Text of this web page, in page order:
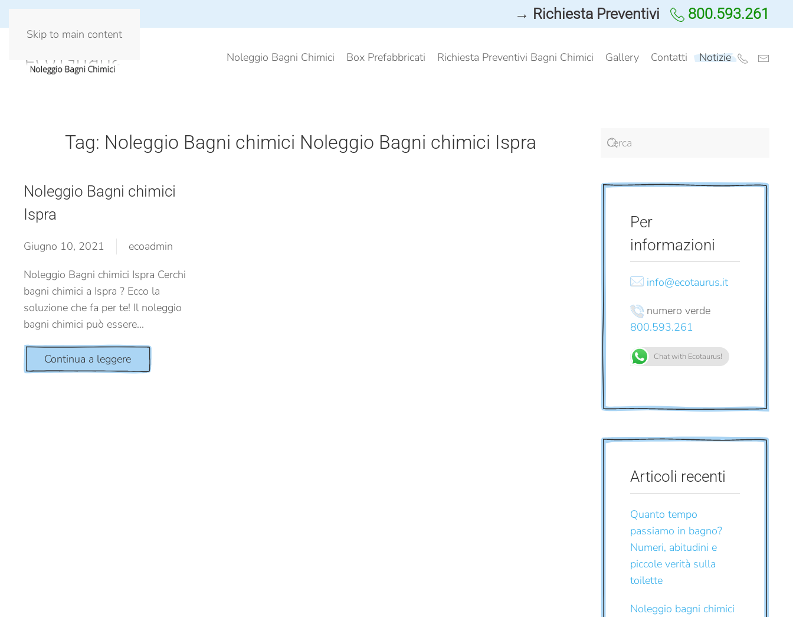
Skip to main content
→ Richiesta Preventivi 800.593.261
Noleggio Bagni Chimici Box Prefabbricati Richiesta Preventivi Bagni Chimici Gallery Contatti Notizie
Tag: Noleggio Bagni chimici Noleggio Bagni chimici Ispra
Noleggio Bagni chimici
Ispra
Giugno 10, 2021
ecoadmin
Noleggio Bagni chimici Ispra Cerchi
bagni chimici a Ispra ? Ecco la
soluzione che fa per te! Il noleggio
bagni chimici può essere...
Continua a leggere
Per
informazioni
info@ecotaurus.it
numero verde
800.593.261
Chat with Ecotaurus!
Articoli recenti
Quanto tempo
passiamo in bagno?
Numeri, abitudini e
piccole verità sulla
toilette
Noleggio bagni chimici